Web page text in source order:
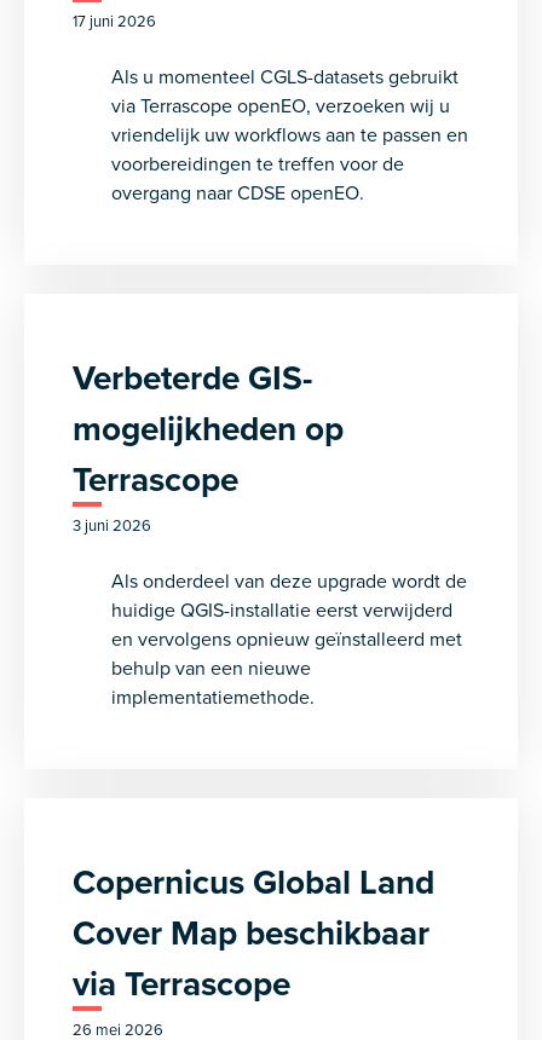
17 juni 2026
Als u momenteel CGLS-datasets gebruikt
via Terrascope openEO, verzoeken wij u
vriendelijk uw workflows aan te passen en
voorbereidingen te treffen voor de
overgang naar CDSE openEO.
Verbeterde GIS-
mogelijkheden op
Terrascope
3 juni 2026
Als onderdeel van deze upgrade wordt de
huidige QGIS-installatie eerst verwijderd
en vervolgens opnieuw geïnstalleerd met
behulp van een nieuwe
implementatiemethode.
Copernicus Global Land
Cover Map beschikbaar
via Terrascope
26 mei 2026